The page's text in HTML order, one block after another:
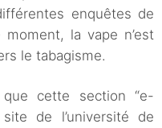
enquêtes de
la vape n’est
le tabagisme.
cette section “e-
de l’université de